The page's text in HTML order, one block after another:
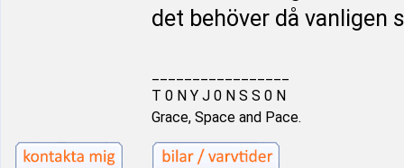
det behöver då vanligen
T 0 N Y J 0 N S S 0 N
Grace, Space and Pace.